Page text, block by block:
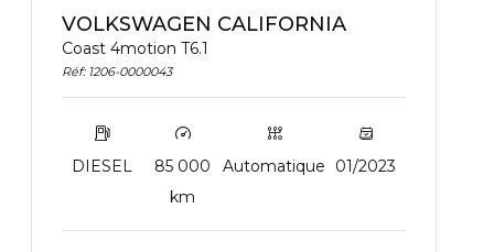
VOLKSWAGEN CALIFORNIA
Coast 4motion T6.1
Réf: 1206-0000043
DIESEL
85 000
km
Automatique 01/2023